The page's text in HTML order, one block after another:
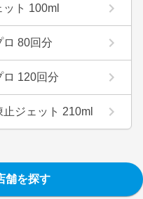
ト 100ml
ロ 80回分
ロ 120回分
ジェット 210ml
舗を探す